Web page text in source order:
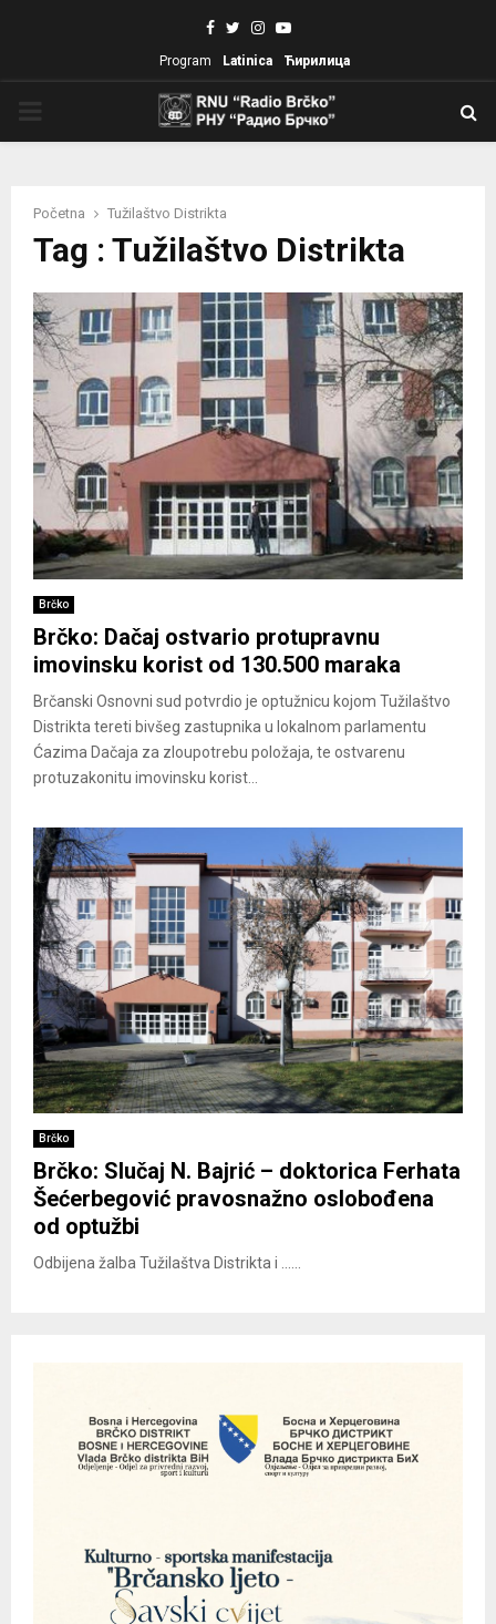
Facebook
TwitterInstagram
Youtube
Program Latinica Ћирилица
Početna Tužilaštvo Distrikta
Tag : Tužilaštvo Distrikta
Brčko
Brčko: Dačaj ostvario protupravnu
imovinsku korist od 130.500 maraka
Brčanski Osnovni sud potvrdio je optužnicu kojom Tužilaštvo
Distrikta tereti bivšeg zastupnika u lokalnom parlamentu
Ćazima Dačaja za zloupotrebu položaja, te ostvarenu
protuzakonitu imovinsku korist...
Brčko
Brčko: Slučaj N. Bajrić – doktorica Ferhata
Šećerbegović pravosnažno oslobođena
od optužbi
Odbijena žalba Tužilaštva Distrikta i ......